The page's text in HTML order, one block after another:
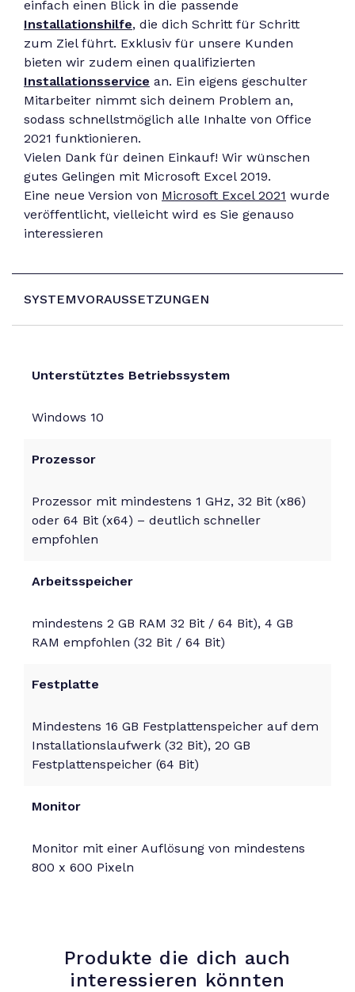
einfach einen Blick in die passende
Installationshilfe, die dich Schritt für Schritt
zum Ziel führt. Exklusiv für unsere Kunden
bieten wir zudem einen qualifizierten
Installationsservice an. Ein eigens geschulter
Mitarbeiter nimmt sich deinem Problem an,
sodass schnellstmöglich alle Inhalte von Office
2021 funktionieren.
Vielen Dank für deinen Einkauf! Wir wünschen
gutes Gelingen mit Microsoft Excel 2019.
Eine neue Version von Microsoft Excel 2021 wurde
veröffentlicht, vielleicht wird es Sie genauso
interessieren
SYSTEMVORAUSSETZUNGEN
Unterstütztes Betriebssystem
Windows 10
Prozessor
Prozessor mit mindestens 1 GHz, 32 Bit (x86)
oder 64 Bit (x64) – deutlich schneller
empfohlen
Arbeitsspeicher
mindestens 2 GB RAM 32 Bit / 64 Bit), 4 GB
RAM empfohlen (32 Bit / 64 Bit)
Festplatte
Mindestens 16 GB Festplattenspeicher auf dem
Installationslaufwerk (32 Bit), 20 GB
Festplattenspeicher (64 Bit)
Monitor
Monitor mit einer Auflösung von mindestens
800 x 600 Pixeln
Produkte die dich auch
interessieren könnten